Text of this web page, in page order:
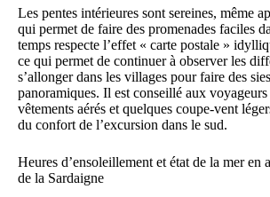
Les pentes intérieures sont sereines, même
qui permet de faire des promenades faciles
temps respecte l’effet « carte postale »
ce qui permet de continuer à observer les
s’allonger dans les villages pour faire des
panoramiques. Il est conseillé aux voyageurs
vêtements aérés et quelques coupe-vent
du confort de l’excursion dans le sud.
Heures d’ensoleillement et état de la mer en
de la Sardaigne